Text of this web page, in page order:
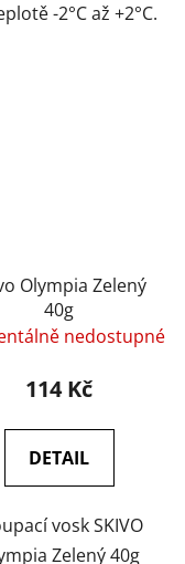
-2°C až +2°C.
Olympia Zelený
40g
nedostupné
114 Kč
DETAIL
vosk SKIVO
Zelený 40g